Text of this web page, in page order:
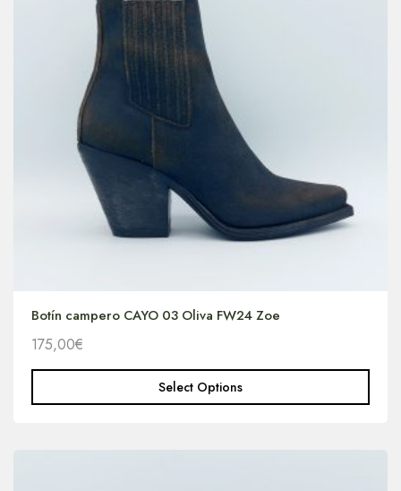
Botín campero CAYO 03 Oliva FW24 Zoe
175,00€
Select Options